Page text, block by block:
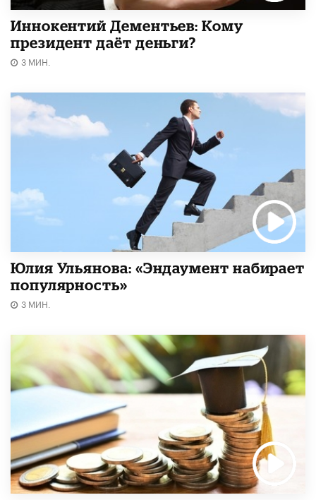
Иннокентий Дементьев: Кому
президент даёт деньги?
3 МИН.
Юлия Ульянова: «Эндаумент набирает
популярность»
3 МИН.